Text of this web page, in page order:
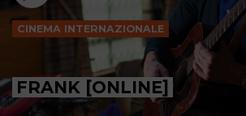
CINEMA INTERNAZIONALE
FRANK [ONLINE]